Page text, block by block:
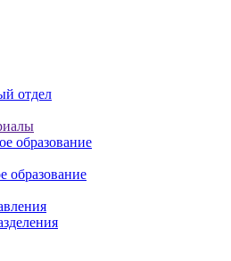
отдел
образование
образование